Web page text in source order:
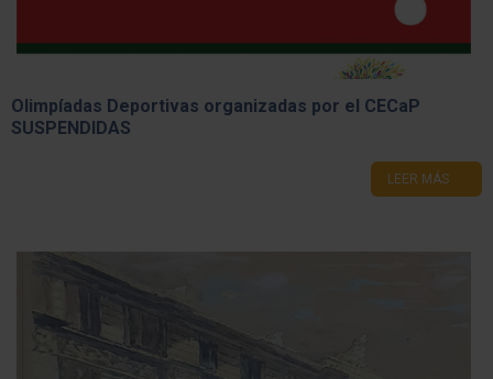
Olimpíadas Deportivas organizadas por el CECaP
SUSPENDIDAS
LEER MÁS